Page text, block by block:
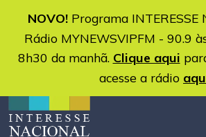
NOVO!Programa INTERESSE
Rádio MYNEWSVIPFM - 90.9
8h30 da manhã. Clique aqui
acesse a rádio